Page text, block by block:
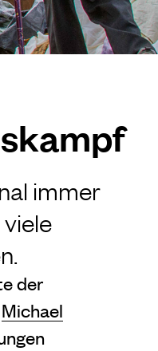
immer
der
Michael